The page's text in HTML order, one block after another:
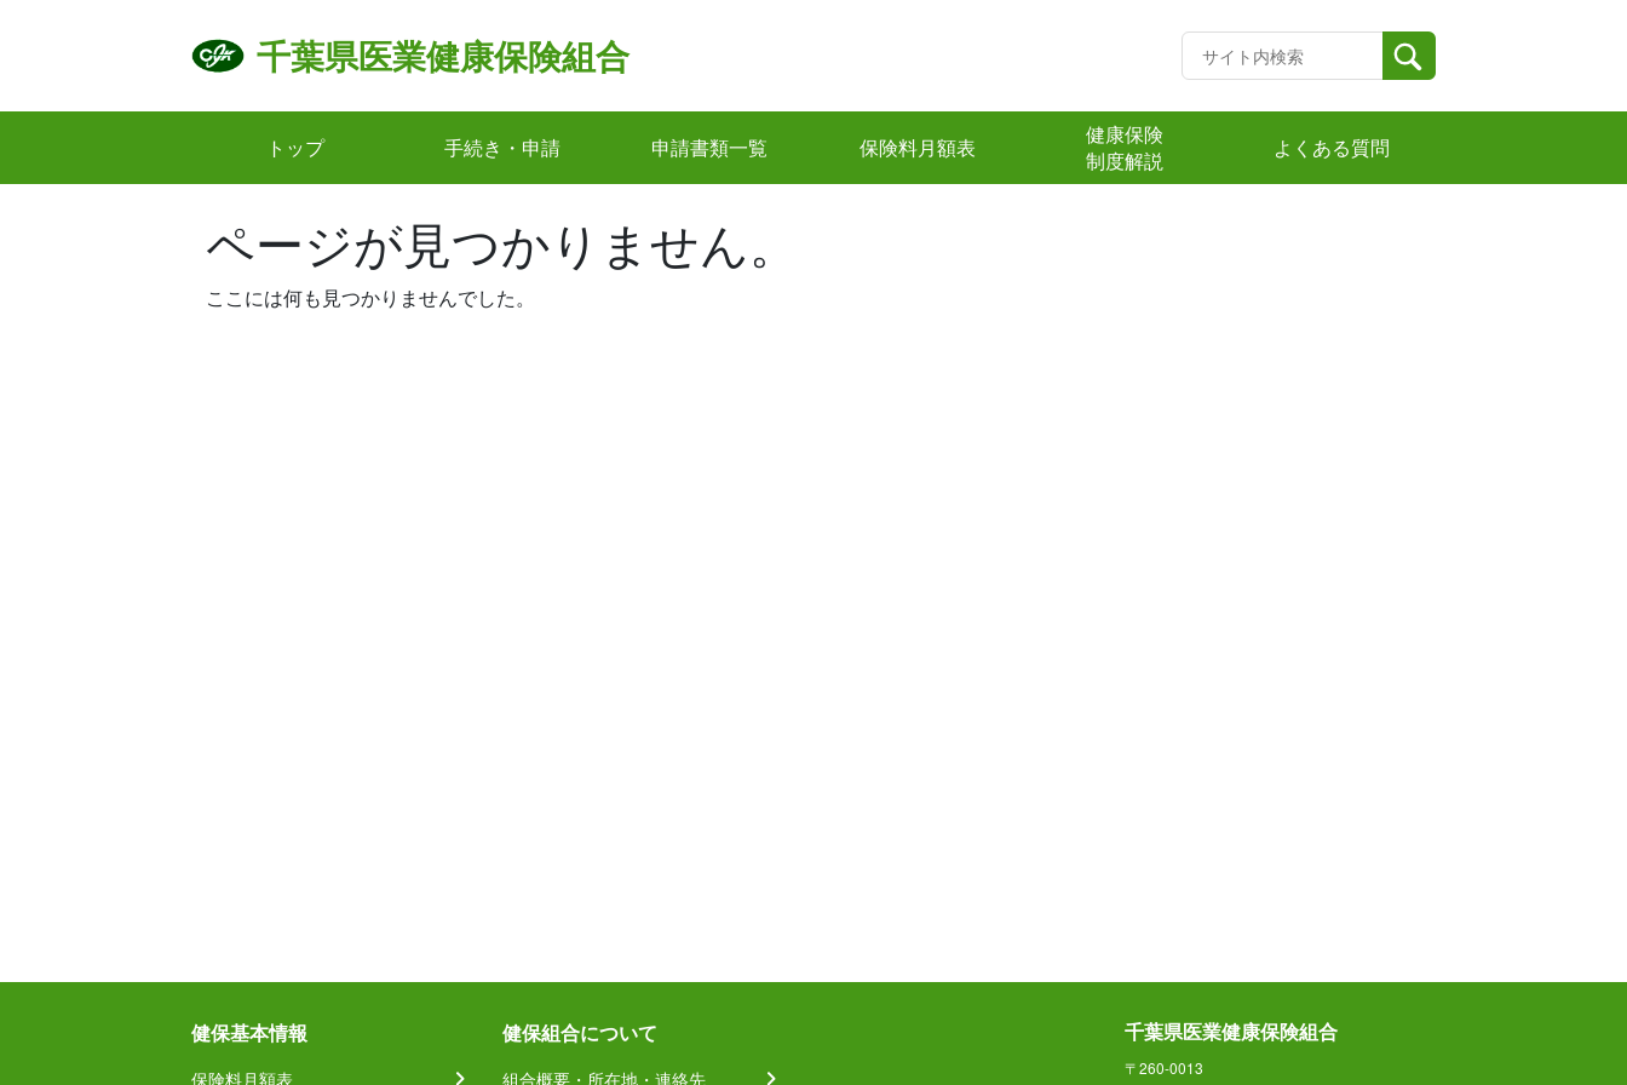
千葉県医業健康保険組合
トップ 手続き・申請 申請書類一覧 保険料月額表
健康保険
制度解説
よくある質問
ページが見つかりません。
ここには何も見つかりませんでした。
健保基本情報
保険料月額表
健保組合について
組合概要・所在地・連絡先
千葉県医業健康保険組合
〒260-0013